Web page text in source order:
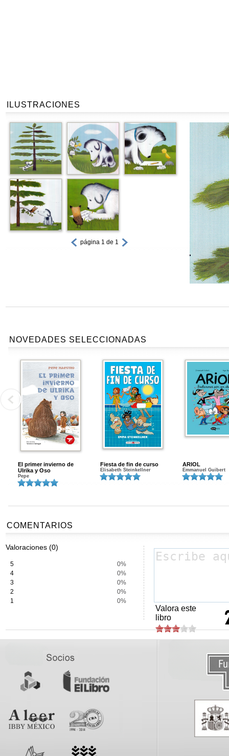
ILUSTRACIONES
página 1 de 1
NOVEDADES SELECCIONADAS
El primer invierno de
Ulrika y Oso
Pepe
Fiesta de fin de curso
Elisabeth Steinkellner
ARIOL
Emmanuel Guibert
COMENTARIOS
Valoraciones (0)
5
0%
4
0%
3
0%
2
0%
1
0%
Valora este
libro